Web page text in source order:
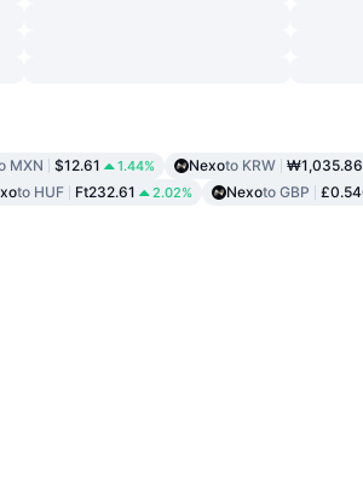
MXN $12.61 1.44% Nexoto KRW ₩1,035.86
to HUF Ft232.61 2.02% Nexoto GBP